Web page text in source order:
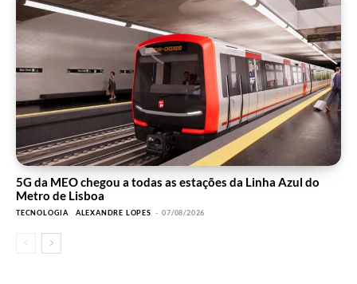
5G da MEO chegou a todas as estações da Linha Azul do
Metro de Lisboa
TECNOLOGIA ALEXANDRE LOPES - 07/08/2026